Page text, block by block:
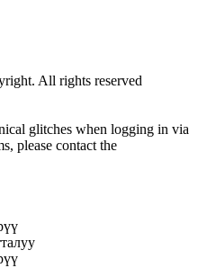
All rights reserved
glitches when logging in via
please contact the